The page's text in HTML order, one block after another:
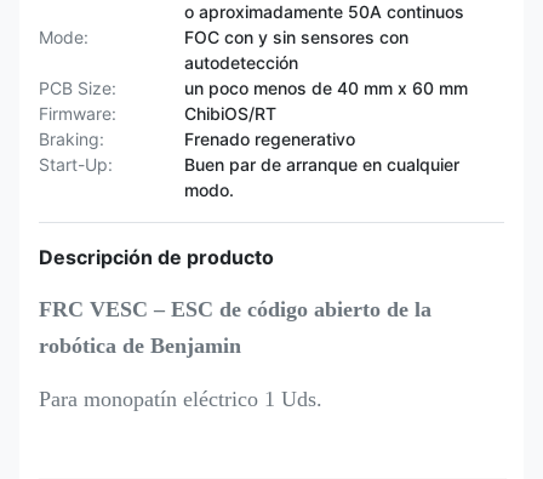
o aproximadamente 50A continuos
Mode:
FOC con y sin sensores con
autodetección
PCB Size:
un poco menos de 40 mm x 60 mm
Firmware:
ChibiOS/RT
Braking:
Frenado regenerativo
Start-Up:
Buen par de arranque en cualquier
modo.
Descripción de producto
FRC VESC – ESC de código abierto de la
robótica de Benjamin
Para monopatín eléctrico 1 Uds.